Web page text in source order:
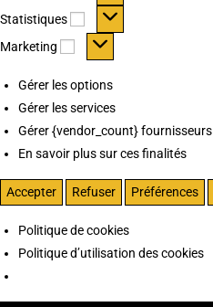
Statistiques Statistiques
Marketing Marketing
Gérer les options
Gérer les services
Gérer {vendor_count} fournisseurs
En savoir plus sur ces finalités
Accepter Refuser Préférences
Politique de cookies
Politique d’utilisation des cookies